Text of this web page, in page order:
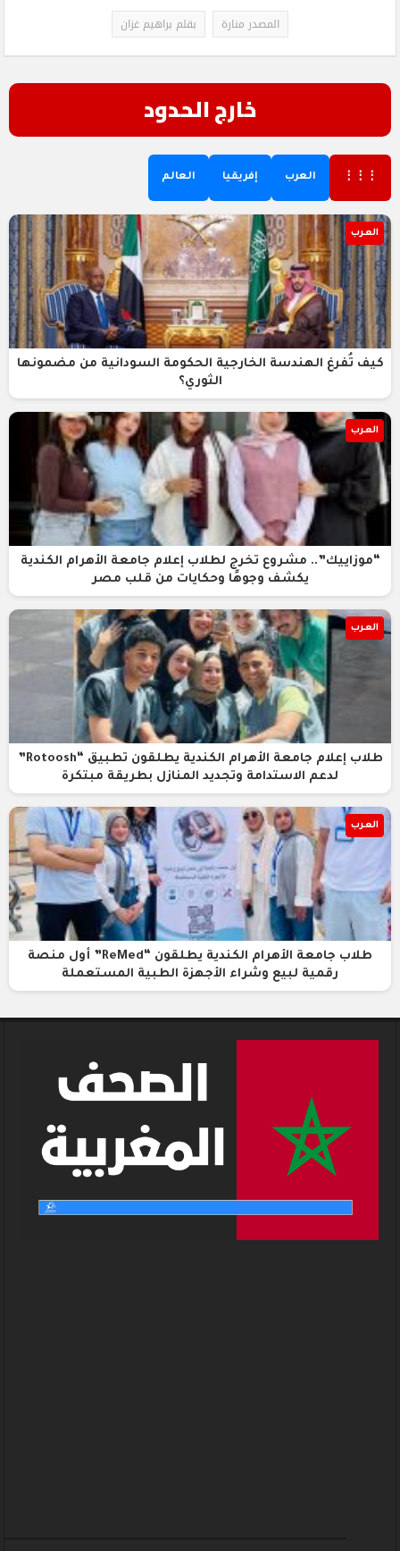
المصدر منارة بقلم براهيم غزان
خارج الحدود
⋮⋮⋮ العرب إفريقيا العالم
العرب
كيف تُفرغ الهندسة الخارجية الحكومة السودانية من مضمونها
الثوري؟
العرب
“موزاييك”.. مشروع تخرج لطلاب إعلام جامعة الأهرام الكندية
يكشف وجوهًا وحكايات من قلب مصر
العرب
طلاب إعلام جامعة الأهرام الكندية يطلقون تطبيق “Rotoosh”
لدعم الاستدامة وتجديد المنازل بطريقة مبتكرة
العرب
طلاب جامعة الأهرام الكندية يطلقون “ReMed” أول منصة
رقمية لبيع وشراء الأجهزة الطبية المستعملة